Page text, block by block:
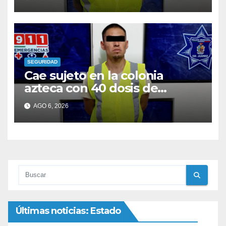
SEGURIDAD
Cae sujeto en la colonia
azteca con 40 dosis de
cocaína; era buscado con dos
ordenes de aprehensión
AGO 6, 2026
Últimas noticias: Estado